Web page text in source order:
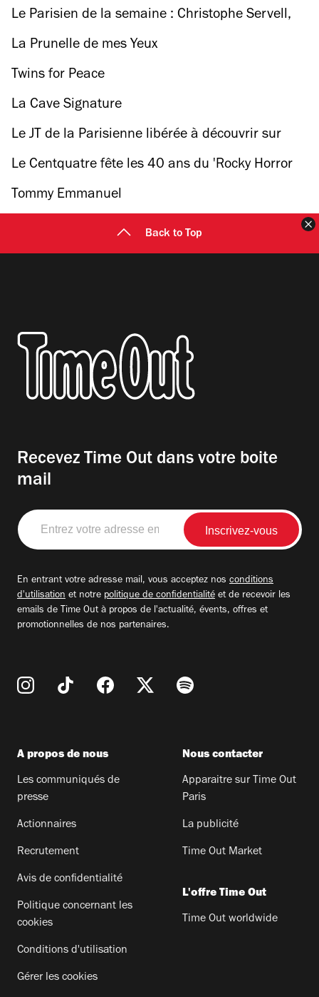
Le Parisien de la semaine : Christophe Servell,
meilleur torréfacteur de France
La Prunelle de mes Yeux
Twins for Peace
La Cave Signature
Le JT de la Parisienne libérée à découvrir sur
Mediapart
Le Centquatre fête les 40 ans du 'Rocky Horror
Picture Show' le 31 octobre
Tommy Emmanuel
Back to Top
Recevez Time Out dans votre boite
mail
Entrez
votre
adresse
En entrant votre adresse mail, vous acceptez nos conditions
d'utilisation et notre politique de confidentialité et de recevoir les
emails de Time Out à propos de l'actualité, évents, offres et
promotionnelles de nos partenaires.
A propos de nous
Les communiqués de
presse
Actionnaires
Recrutement
Avis de confidentialité
Politique concernant les
cookies
Conditions d'utilisation
Gérer les cookies
Nous contacter
Apparaitre sur Time Out
Paris
La publicité
Time Out Market
L'offre Time Out
Time Out worldwide